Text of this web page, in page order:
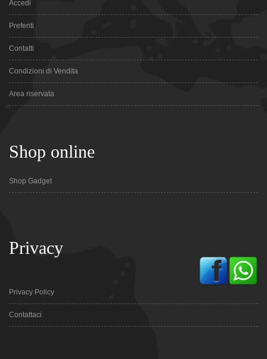
Accedi
Preferiti
Contatti
Condizioni di Vendita
Area riservata
Shop online
Shop Gadget
Privacy
Privacy Policy
Contattaci